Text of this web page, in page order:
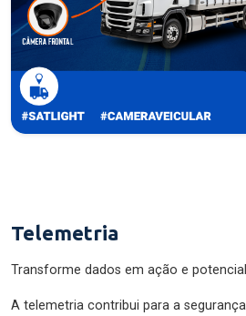
Telemetria
Transforme dados em ação e
A telemetria contribui para a